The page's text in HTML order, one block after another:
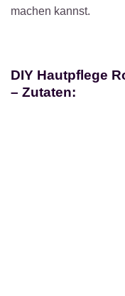
machen kannst.
DIY Hautpflege
– Zutaten: